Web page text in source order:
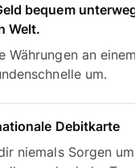
bequem
Welt.
Währungen an
um.
Debitkarte
niemals Sorgen